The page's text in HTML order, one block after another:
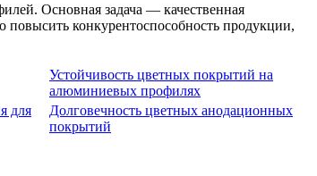
Основная задача — качественная
повысить конкурентоспособность продукции,
Устойчивость цветных покрытий на
алюминиевых профилях
для
Долговечность цветных анодационных
покрытий